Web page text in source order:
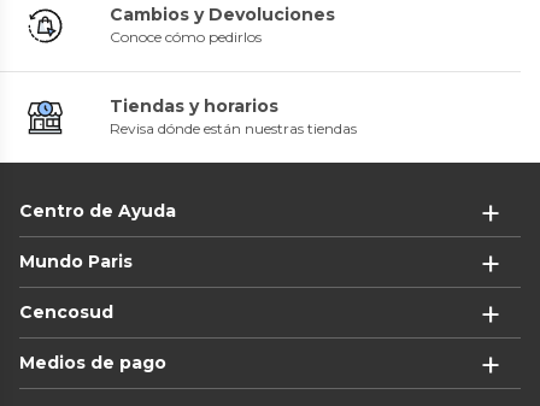
Cambios y Devoluciones
Conoce cómo pedirlos
Tiendas y horarios
Revisa dónde están nuestras tiendas
Centro de Ayuda
Mundo Paris
Cencosud
Medios de pago